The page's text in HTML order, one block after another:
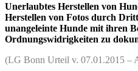
Unerlaubtes Herstellen von
Herstellen von Fotos durch
unangeleinte Hunde mit ihren
Ordnungswidrigkeiten zu
(LG Bonn Urteil v. 07.01.2015 –